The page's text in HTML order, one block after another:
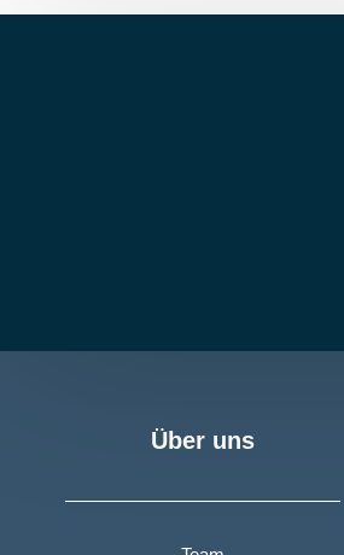
Über uns